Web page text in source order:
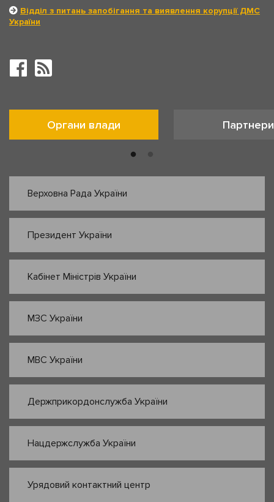
Відділ з питань запобігання та виявлення корупції ДМС
України
Органи влади Партнери
Верховна Рада України
Президент України
Кабінет Міністрів України
МЗС України
МВС України
Держприкордонслужба України
Нацдержслужба України
Урядовий контактний центр